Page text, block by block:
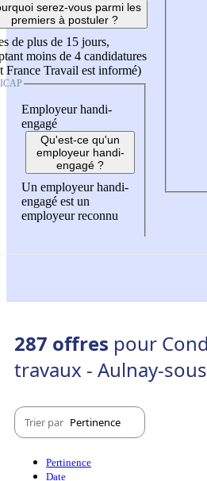
serez-vous parmi les
premiers à postuler ?
de plus de 15 jours,
moins de 4 candidatures
France Travail est informé)
Employeur handi-
engagé
Qu'est-ce qu'un
employeur handi-
engagé ?
Un employeur handi-
engagé est un
employeur reconnu
287 offres pour
travaux - Aulnay-
Trier par Pertinence
Pertinence
Date